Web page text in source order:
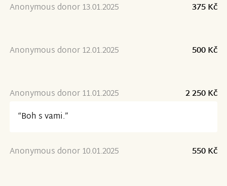
Anonymous donor 13.01.2025 375 Kč
Anonymous donor 12.01.2025 500 Kč
Anonymous donor 11.01.2025
2 250 Kč
“Boh s vami.”
Anonymous donor 10.01.2025 550 Kč